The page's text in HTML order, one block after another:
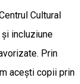
Cultural
incluziune
Prin
acești copii prin